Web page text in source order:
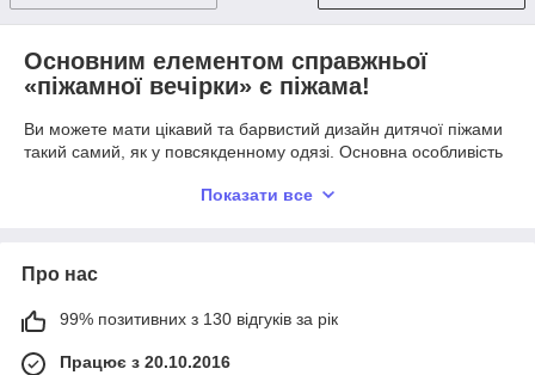
Основним елементом справжньої
«піжамної вечірки» є піжама!
Ви можете мати цікавий та барвистий дизайн дитячої піжами
такий самий, як у повсякденному одязі. Основна особливість
зроблена, щоб ваша дитина спала смачно щоночі. Нижній
піжамках, які складаються з двох частин. Крім того, всі
незалежно від розміру є барвистими та мають цікавий
дизайн, щоб задовольнити маленьких та деяких дітей
старшого віку. Крім унікальної піжами, Melman має дуже
широкий асортимент нижньої білизни для дітей. Там ви
Показати все
Про нас
99% позитивних з 130 відгуків за рік
Працює з 20.10.2016